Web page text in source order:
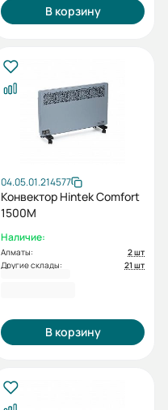
В корзину
04.05.01.214577
Конвектор Hintek Comfort
1500M
Наличие:
Алматы:
2 шт
Другие склады:
21 шт
В корзину